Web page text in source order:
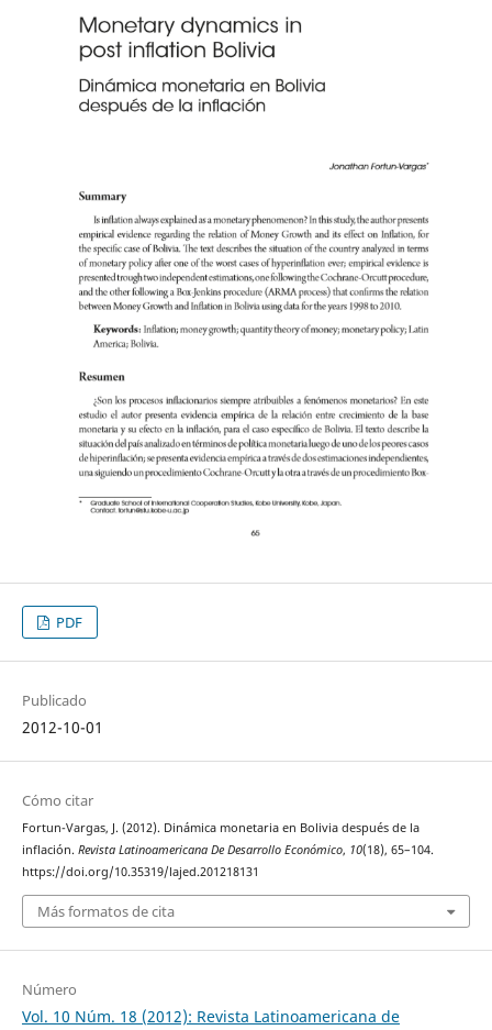
PDF
Publicado
2012-10-01
Cómo citar
Fortun-Vargas, J. (2012). Dinámica monetaria en Bolivia después de la
inflación. Revista Latinoamericana De Desarrollo Económico, 10(18), 65–104.
https://doi.org/10.35319/lajed.201218131
Más formatos de cita
Número
Vol. 10 Núm. 18 (2012): Revista Latinoamericana de